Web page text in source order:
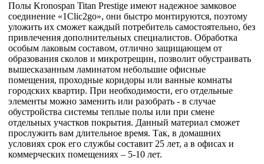
Полы Kronospan Titan Prestige имеют надежное замковое
соединение «1Сlic2go», они быстро монтируются, поэтому
уложить их сможет каждый потребитель самостоятельно, без
привлечения дополнительных специалистов. Обработка
особым лаковым составом, отлично защищающем от
образования сколов и микротрещин, позволит обустраивать
вышесказанным ламинатом небольшие офисные
помещения, проходные коридоры или ванные комнаты
городских квартир. При необходимости, его отдельные
элементы можно заменить или разобрать - в случае
обустройства системы теплые полы или при смене
отдельных участков покрытия. Данный материал сможет
прослужить вам длительное время. Так, в домашних
условиях срок его службы составит 25 лет, а в офисах и
коммерческих помещениях – 5-10 лет.